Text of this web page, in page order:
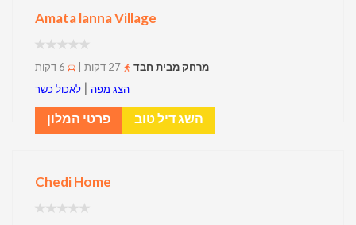
Amata lanna Village
מרחק מבית חבד
הצג מפה | לאכול כשר
פרטי המלון השג דיל טוב
Chedi Home